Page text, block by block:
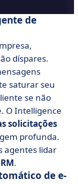
de
díspares.
saturar seu
se não
O Intelligence
solicitações
profunda.
agentes lidar
.
de e-